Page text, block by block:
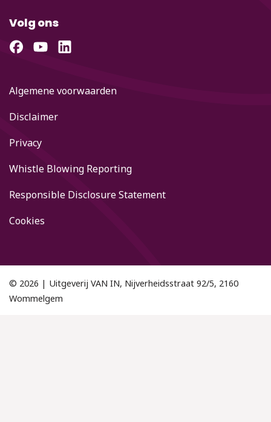
Volg ons
Algemene voorwaarden
Disclaimer
Privacy
Whistle Blowing Reporting
Responsible Disclosure Statement
Cookies
© 2026 | Uitgeverij VAN IN, Nijverheidsstraat 92/5, 2160
Wommelgem